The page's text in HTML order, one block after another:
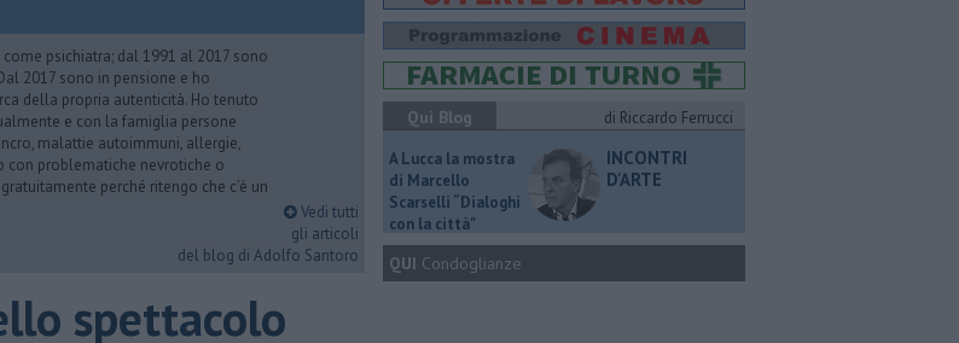
psichiatra; dal 1991 al 2017 sono
2017 sono in pensione e ho
della propria autenticità. Ho tenuto
e con la famiglia persone
malattie autoimmuni, allergie,
con problematiche nevrotiche o
perché ritengo che c’è un
Vedi tutti
gli articoli
del blog di Adolfo Santoro
spettacolo
Qui Blog
di Riccardo Ferrucci
A Lucca la mostra
di Marcello
Scarselli “Dialoghi
con la città"
INCONTRI
D'ARTE
QUI Condoglianze